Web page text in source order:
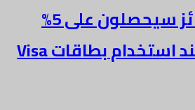
أكثر من 5000فائز سيحصلون على 5%
استرداد نقدي عند استخدام بطاقات Visa